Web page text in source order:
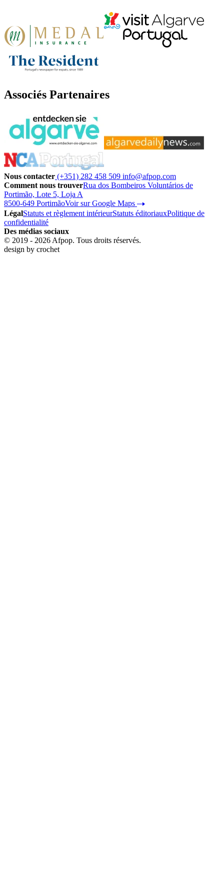
Associés Partenaires
Nous contacter (+351) 282 458 509 info@afpop.com
Comment nous trouverRua dos Bombeiros Voluntários de
Portimão, Lote 5, Loja A
8500-649 PortimãoVoir sur Google Maps
LégalStatuts et règlement intérieurStatuts éditoriauxPolitique de
confidentialité
Des médias sociaux
© 2019 - 2026 Afpop. Tous droits réservés.
design by crochet